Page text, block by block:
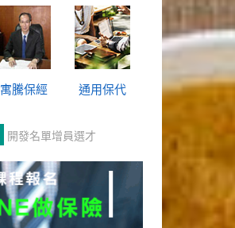
寓騰保經 通用保代
開發名單增員選才